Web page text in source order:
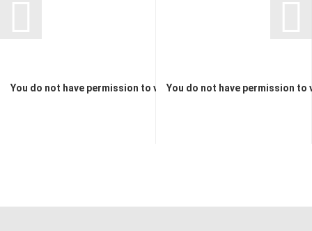
You do not have permission to view the pricesYou do not have permission to